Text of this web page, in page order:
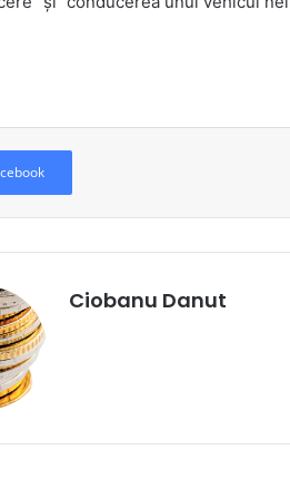
Ciobanu Danut